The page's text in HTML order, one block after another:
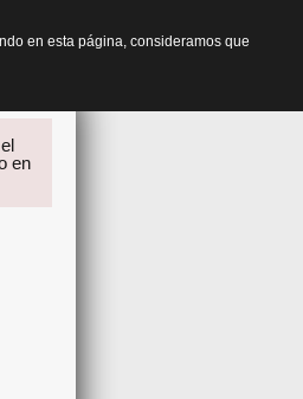
en
en esta página, consideramos que